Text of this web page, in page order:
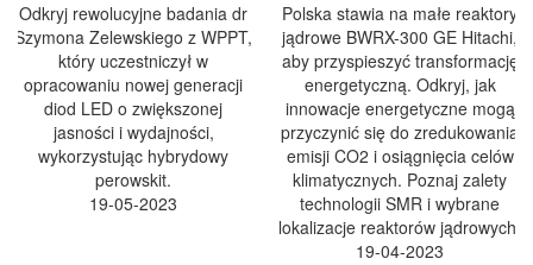
Odkryj rewolucyjne badania dr
Szymona Zelewskiego z WPPT,
który uczestniczył w
opracowaniu nowej generacji
diod LED o zwiększonej
jasności i wydajności,
wykorzystując hybrydowy
perowskit.
19-05-2023
Polska stawia na małe reaktory
jądrowe BWRX-300 GE Hitachi,
aby przyspieszyć transformację
energetyczną. Odkryj, jak
innowacje energetyczne mogą
przyczynić się do zredukowania
emisji CO2 i osiągnięcia celów
klimatycznych. Poznaj zalety
technologii SMR i wybrane
lokalizacje reaktorów jądrowych.
19-04-2023